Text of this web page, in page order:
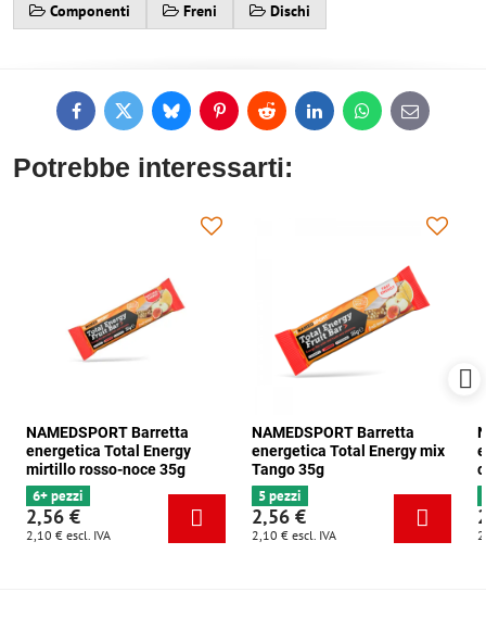
Componenti Freni Dischi
FacebookTwitterBlueskyPinterestReddit LinkedInWhatsApp
E-
mail
Potrebbe interessarti:
NAMEDSPORT Barretta
energetica Total Energy
mirtillo rosso-noce 35g
6+ pezzi
2,56 €
2,10 € escl. IVA
NAMEDSPORT Barretta
energetica Total Energy mix
Tango 35g
5 pezzi
2,56 €
2,10 € escl. IVA